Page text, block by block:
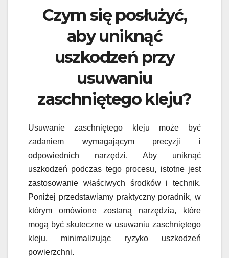
Czym się posłużyć,
aby uniknąć
uszkodzeń przy
usuwaniu
zaschniętego kleju?
Usuwanie zaschniętego kleju może być
zadaniem wymagającym precyzji i
odpowiednich narzędzi. Aby uniknąć
uszkodzeń podczas tego procesu, istotne jest
zastosowanie właściwych środków i technik.
Poniżej przedstawiamy praktyczny poradnik, w
którym omówione zostaną narzędzia, które
mogą być skuteczne w usuwaniu zaschniętego
kleju, minimalizując ryzyko uszkodzeń
powierzchni.